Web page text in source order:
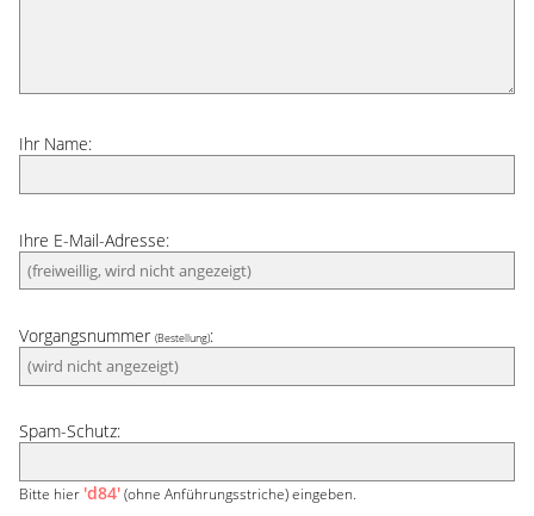
Ihr Name:
Ihre E-Mail-Adresse:
Vorgangsnummer (Bestellung):
Spam-Schutz:
Bitte hier 'd84'(ohne Anführungsstriche) eingeben.